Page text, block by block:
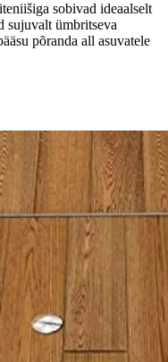
sobivad ideaalselt
sujuvalt ümbritseva
põranda all asuvatele